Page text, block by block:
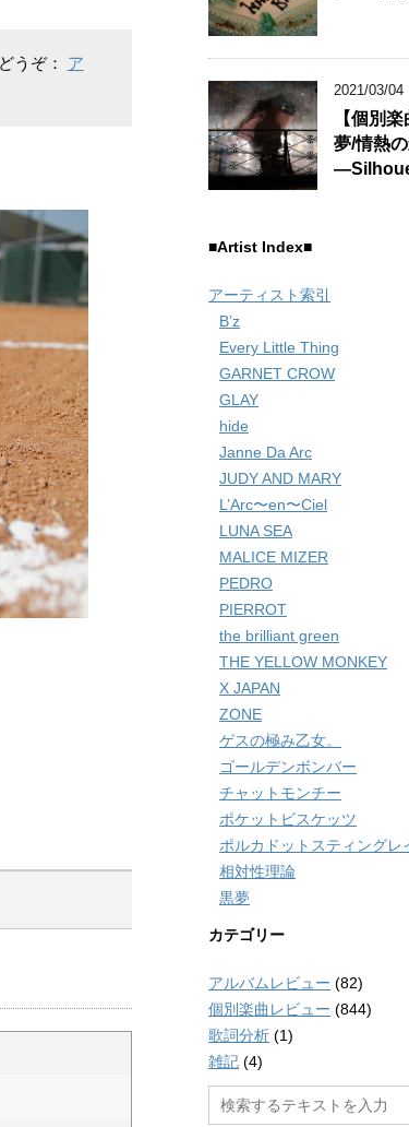
うぞ： ア
2021/03/04
【個別
夢/情熱
■Artist Index■
アーティスト索引
B’z
Every Little Thing
GARNET CROW
GLAY
hide
Janne Da Arc
JUDY AND MARY
L’Arc〜en〜Ciel
LUNA SEA
MALICE MIZER
PEDRO
PIERROT
the brilliant green
THE YELLOW MONKEY
X JAPAN
ZONE
ゲスの極み乙女。
ゴールデンボンバー
チャットモンチー
ポケットビスケッツ
ポルカドットスティングレ
相対性理論
黒夢
カテゴリー
アルバムレビュー (82)
個別楽曲レビュー (844)
歌詞分析 (1)
雑記 (4)